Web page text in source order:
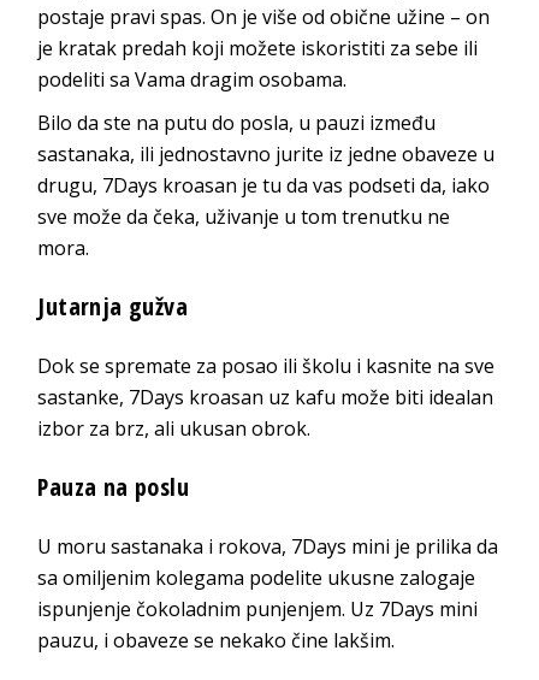
postaje pravi spas. On je više od obične užine – on
je kratak predah koji možete iskoristiti za sebe ili
podeliti sa Vama dragim osobama.
Bilo da ste na putu do posla, u pauzi između
sastanaka, ili jednostavno jurite iz jedne obaveze u
drugu, 7Days kroasan je tu da vas podseti da, iako
sve može da čeka, uživanje u tom trenutku ne
mora.
Jutarnja gužva
Dok se spremate za posao ili školu i kasnite na sve
sastanke, 7Days kroasan uz kafu može biti idealan
izbor za brz, ali ukusan obrok.
Pauza na poslu
U moru sastanaka i rokova, 7Days mini je prilika da
sa omiljenim kolegama podelite ukusne zalogaje
ispunjenje čokoladnim punjenjem. Uz 7Days mini
pauzu, i obaveze se nekako čine lakšim.